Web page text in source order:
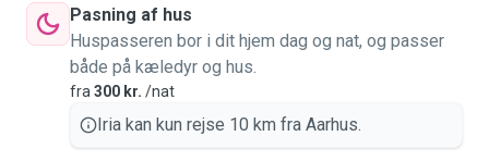
Pasning af hus
Huspasseren bor i dit hjem dag og nat, og passer
både på kæledyr og hus.
fra 300 kr. /nat
Iria kan kun rejse 10 km fra Aarhus.